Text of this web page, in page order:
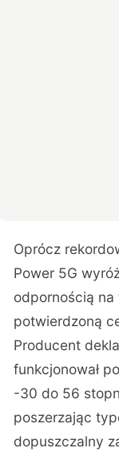
Oprócz
Power 5G
odpornością
potwierdzoną
Producent
funkcjonował
-30 do 56
poszerzając
dopuszczalny